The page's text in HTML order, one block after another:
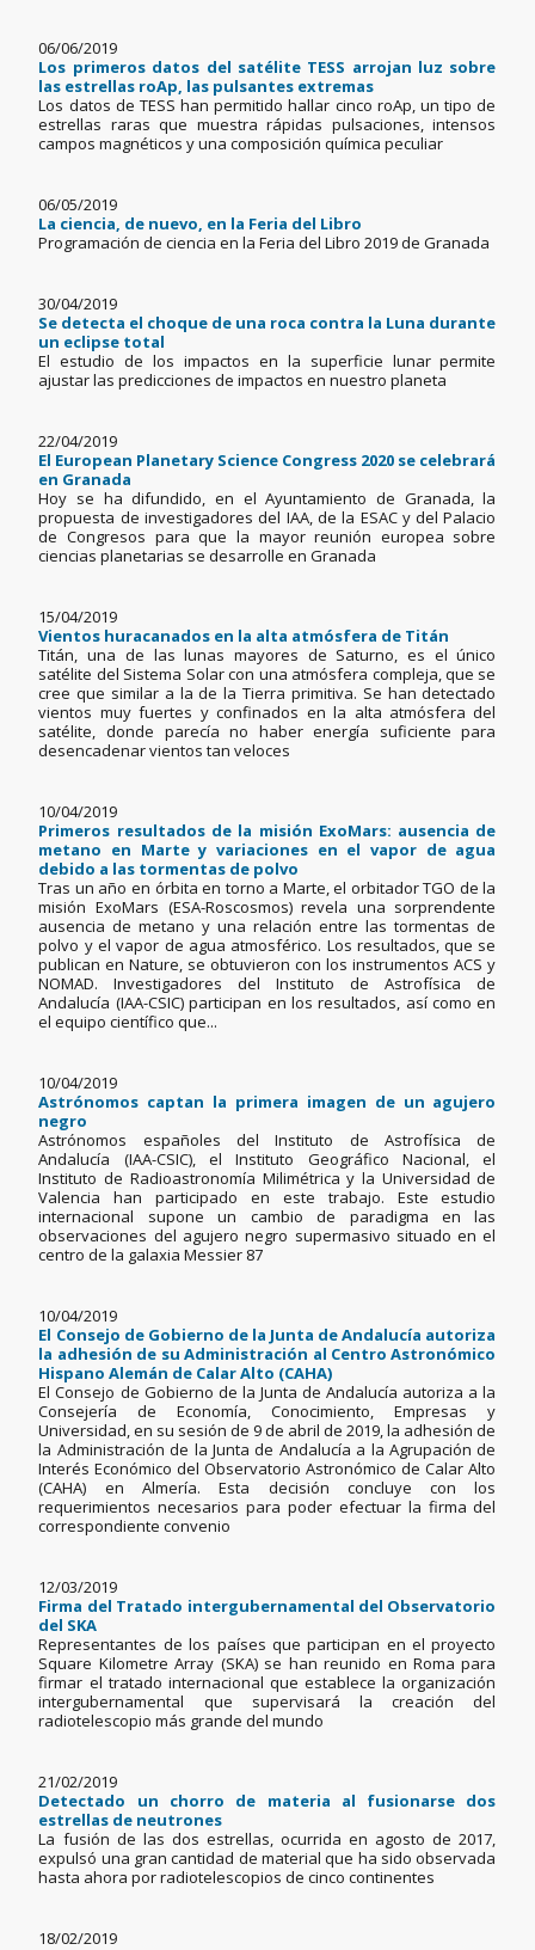
06/06/2019
Los primeros datos del satélite TESS arrojan luz sobre
las estrellas roAp, las pulsantes extremas
Los datos de TESS han permitido hallar cinco roAp, un tipo de
estrellas raras que muestra rápidas pulsaciones, intensos
campos magnéticos y una composición química peculiar
06/05/2019
La ciencia, de nuevo, en la Feria del Libro
Programación de ciencia en la Feria del Libro 2019 de Granada
30/04/2019
Se detecta el choque de una roca contra la Luna durante
un eclipse total
El estudio de los impactos en la superficie lunar permite
ajustar las predicciones de impactos en nuestro planeta
22/04/2019
El European Planetary Science Congress 2020 se celebrará
en Granada
Hoy se ha difundido, en el Ayuntamiento de Granada, la
propuesta de investigadores del IAA, de la ESAC y del Palacio
de Congresos para que la mayor reunión europea sobre
ciencias planetarias se desarrolle en Granada
15/04/2019
Vientos huracanados en la alta atmósfera de Titán
Titán, una de las lunas mayores de Saturno, es el único
satélite del Sistema Solar con una atmósfera compleja, que se
cree que similar a la de la Tierra primitiva. Se han detectado
vientos muy fuertes y confinados en la alta atmósfera del
satélite, donde parecía no haber energía suficiente para
desencadenar vientos tan veloces
10/04/2019
Primeros resultados de la misión ExoMars: ausencia de
metano en Marte y variaciones en el vapor de agua
debido a las tormentas de polvo
Tras un año en órbita en torno a Marte, el orbitador TGO de la
misión ExoMars (ESA-Roscosmos) revela una sorprendente
ausencia de metano y una relación entre las tormentas de
polvo y el vapor de agua atmosférico. Los resultados, que se
publican en Nature, se obtuvieron con los instrumentos ACS y
NOMAD. Investigadores del Instituto de Astrofísica de
Andalucía (IAA-CSIC) participan en los resultados, así como en
el equipo científico que...
10/04/2019
Astrónomos captan la primera imagen de un agujero
negro
Astrónomos españoles del Instituto de Astrofísica de
Andalucía (IAA-CSIC), el Instituto Geográfico Nacional, el
Instituto de Radioastronomía Milimétrica y la Universidad de
Valencia han participado en este trabajo. Este estudio
internacional supone un cambio de paradigma en las
observaciones del agujero negro supermasivo situado en el
centro de la galaxia Messier 87
10/04/2019
El Consejo de Gobierno de la Junta de Andalucía autoriza
la adhesión de su Administración al Centro Astronómico
Hispano Alemán de Calar Alto (CAHA)
El Consejo de Gobierno de la Junta de Andalucía autoriza a la
Consejería de Economía, Conocimiento, Empresas y
Universidad, en su sesión de 9 de abril de 2019, la adhesión de
la Administración de la Junta de Andalucía a la Agrupación de
Interés Económico del Observatorio Astronómico de Calar Alto
(CAHA) en Almería. Esta decisión concluye con los
requerimientos necesarios para poder efectuar la firma del
correspondiente convenio
12/03/2019
Firma del Tratado intergubernamental del Observatorio
del SKA
Representantes de los países que participan en el proyecto
Square Kilometre Array (SKA) se han reunido en Roma para
firmar el tratado internacional que establece la organización
intergubernamental que supervisará la creación del
radiotelescopio más grande del mundo
21/02/2019
Detectado un chorro de materia al fusionarse dos
estrellas de neutrones
La fusión de las dos estrellas, ocurrida en agosto de 2017,
expulsó una gran cantidad de material que ha sido observada
hasta ahora por radiotelescopios de cinco continentes
18/02/2019